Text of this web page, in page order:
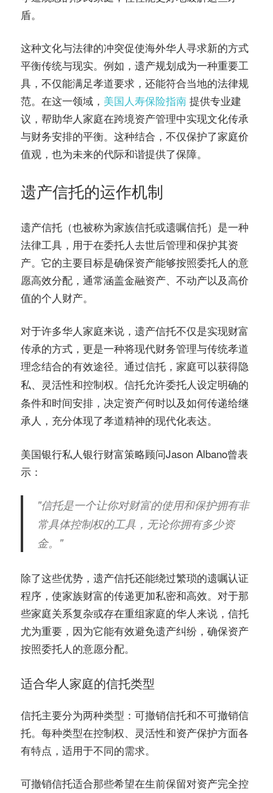
盾。
这种文化与法律的冲突促使海外华人寻求新的方式
平衡传统与现实。例如，遗产规划成为一种重要工
具，不仅能满足孝道要求，还能符合当地的法律规
范。在这一领域， 美国人寿保险指南 提供专业建
议，帮助华人家庭在跨境资产管理中实现文化传承
与财务安排的平衡。这种结合，不仅保护了家庭价
值观，也为未来的代际和谐提供了保障。
遗产信托的运作机制
遗产信托（也被称为家族信托或遗嘱信托）是一种
法律工具，用于在委托人去世后管理和保护其资
产。它的主要目标是确保资产能够按照委托人的意
愿高效分配，通常涵盖金融资产、不动产以及高价
值的个人财产。
对于许多华人家庭来说，遗产信托不仅是实现财富
传承的方式，更是一种将现代财务管理与传统孝道
理念结合的有效途径。通过信托，家庭可以获得隐
私、灵活性和控制权。信托允许委托人设定明确的
条件和时间安排，决定资产何时以及如何传递给继
承人，充分体现了孝道精神的现代化表达。
美国银行私人银行财富策略顾问Jason Albano曾表
示：
"信托是一个让你对财富的使用和保护拥有非
常具体控制权的工具，无论你拥有多少资
金。"
除了这些优势，遗产信托还能绕过繁琐的遗嘱认证
程序，使家族财富的传递更加私密和高效。对于那
些家庭关系复杂或存在重组家庭的华人来说，信托
尤为重要，因为它能有效避免遗产纠纷，确保资产
按照委托人的意愿分配。
适合华人家庭的信托类型
信托主要分为两种类型：可撤销信托和不可撤销信
托。每种类型在控制权、灵活性和资产保护方面各
有特点，适用于不同的需求。
可撤销信托适合那些希望在生前保留对资产完全控